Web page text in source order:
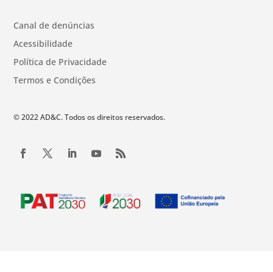
Canal de denúncias
Acessibilidade
Política de Privacidade
Termos e Condições
© 2022 AD&C. Todos os direitos reservados.